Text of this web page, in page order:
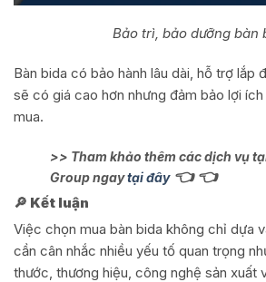
Bảo trì, bảo dưỡng bàn
Bàn bida có bảo hành lâu dài, hỗ trợ lắp
sẽ có giá cao hơn nhưng đảm bảo lợi
mua.
>> Tham khảo thêm các dịch vụ
Group ngaytại đây 👈 👈
🔎 Kết luận
Việc chọn mua bàn bida không chỉ dựa
cần cân nhắc nhiều yếu tố quan trọng
thước, thương hiệu, công nghệ sản xuất